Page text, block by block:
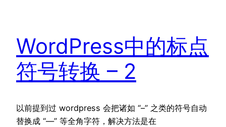
WordPress中的标点
符号转换 – 2
以前提到过 wordpress 会把诸如 “–” 之类的符号自动
替换成 “—” 等全角字符，解决方法是在